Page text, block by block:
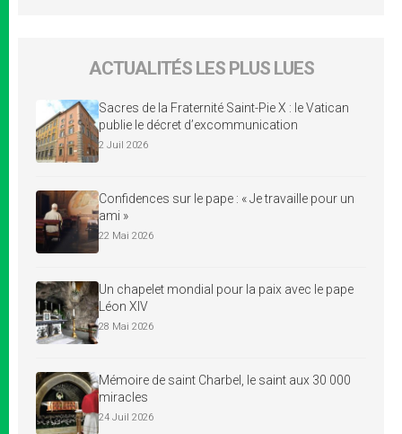
ACTUALITÉS LES PLUS LUES
Sacres de la Fraternité Saint-Pie X : le Vatican
publie le décret d’excommunication
2 Juil 2026
Confidences sur le pape : « Je travaille pour un
ami »
22 Mai 2026
Un chapelet mondial pour la paix avec le pape
Léon XIV
28 Mai 2026
Mémoire de saint Charbel, le saint aux 30 000
miracles
24 Juil 2026